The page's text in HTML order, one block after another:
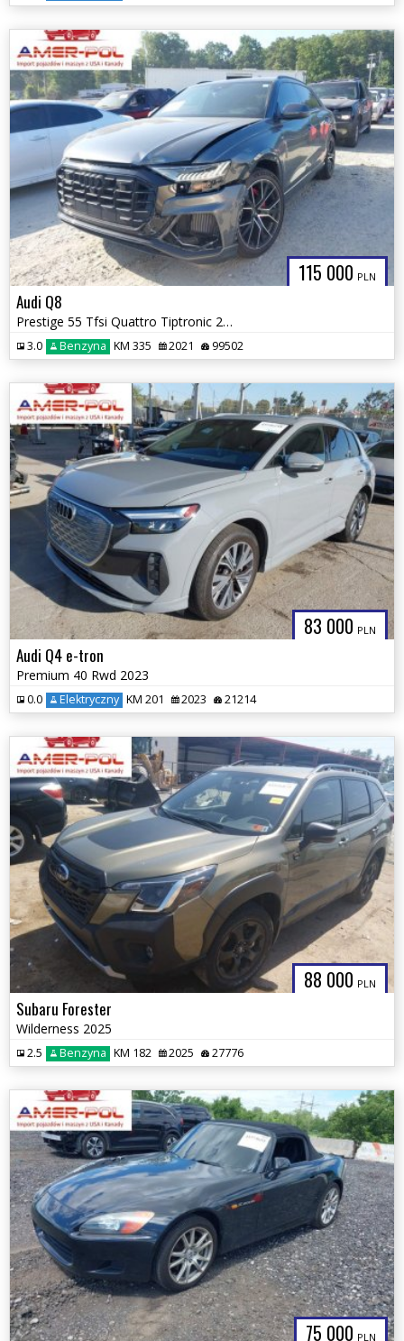
115 000 PLN
Audi Q8
Prestige 55 Tfsi Quattro Tiptronic 2021
3.0 Benzyna KM 335 2021 99502
83 000 PLN
Audi Q4 e-tron
Premium 40 Rwd 2023
0.0 Elektryczny KM 201 2023 21214
88 000 PLN
Subaru Forester
Wilderness 2025
2.5 Benzyna KM 182 2025 27776
75 000 PLN